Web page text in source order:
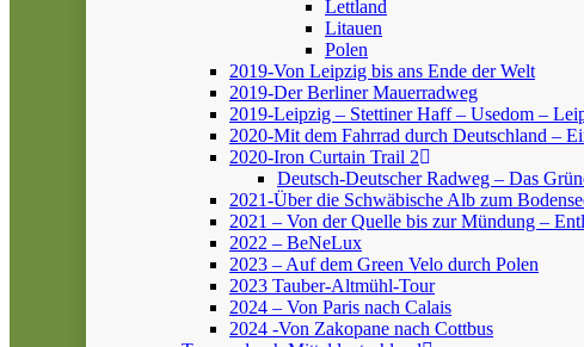
Lettland
Litauen
Polen
2019-Von Leipzig bis ans Ende der Welt
2019-Der Berliner Mauerradweg
2019-Leipzig – Stettiner Haff – Usedom –
2020-Mit dem Fahrrad durch Deutschland –
2020-Iron Curtain Trail 2
Deutsch-Deutscher Radweg – Das
2021-Über die Schwäbische Alb zum
2021 – Von der Quelle bis zur Mündung –
2022 – BeNeLux
2023 – Auf dem Green Velo durch Polen
2023 Tauber-Altmühl-Tour
2024 – Von Paris nach Calais
2024 -Von Zakopane nach Cottbus